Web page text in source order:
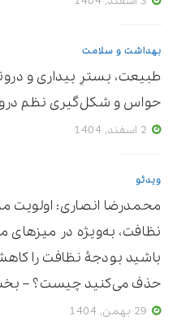
بهداشت و سلامت
طبیعت، بسترِ بیداری و
حواس و شکل‌گیری نظم
ویدئو
محمدرضا انصاری: اولویت
نظافت، به‌ویژه در میزهای
باشید بودجۀ نظافت را
حذف می‌کنید چیست؟ –